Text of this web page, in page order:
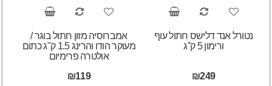
נטורל אנד דלישס חתול עוף
ורימון 5 ק''ג
₪249
אמברוסיה מזון חתול בוגר /
מעוקר הודו והרינג 1.5 ק"ג כתום
אולטרה פרימיום
₪119